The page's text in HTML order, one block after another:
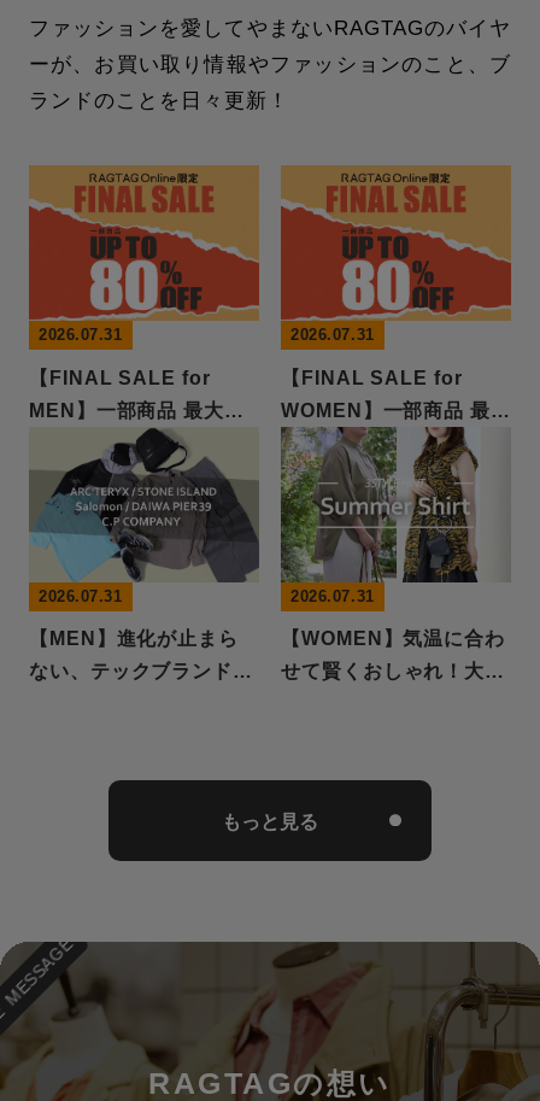
ファッションを愛してやまないRAGTAGのバイヤ
ーが、お買い取り情報やファッションのこと、ブ
ランドのことを日々更新！
2026.07.31
【FINAL SALE for
MEN】一部商品 最大
80％OFF！
2026.07.31
【FINAL SALE for
WOMEN】一部商品 最大
80％OFF！
2026.07.31
【MEN】進化が止まら
ない、テックブランド最
2026.07.31
【WOMEN】気温に合わ
せて賢くおしゃれ！大人
もっと見る
MESSAGE MESSAGE MESSAGE
MESSAGE MESSAGE
RAGTAGの想い